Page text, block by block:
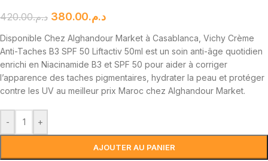
د.م.420.00 د.م.380.00
Disponible Chez Alghandour Market à Casablanca, Vichy Crème
Anti-Taches B3 SPF 50 Liftactiv 50ml est un soin anti-âge quotidien
enrichi en Niacinamide B3 et SPF 50 pour aider à corriger
l’apparence des taches pigmentaires, hydrater la peau et protéger
contre les UV au meilleur prix Maroc chez Alghandour Market.
- +
AJOUTER AU PANIER